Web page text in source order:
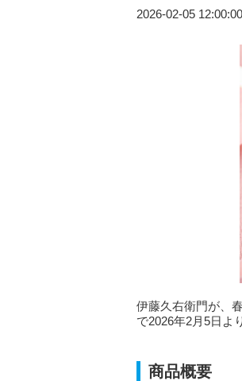
2026-02-05 12:00:00
伊藤久右衛門が、
で2026年2月5日よ
商品概要